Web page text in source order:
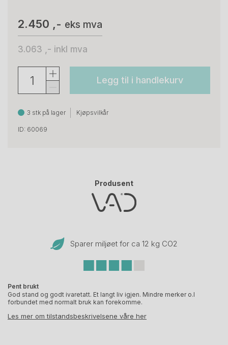
2.450 ,- eks mva
3.063 ,- inkl mva
Legg til i handlekurv
3 stk på lager Kjøpsvilkår
ID: 60069
Produsent
Sparer miljøet for ca 12 kg CO2
Pent brukt
God stand og godt ivaretatt. Et langt liv igjen. Mindre merker o.l
forbundet med normalt bruk kan forekomme.
Les mer om tilstandsbeskrivelsene våre her